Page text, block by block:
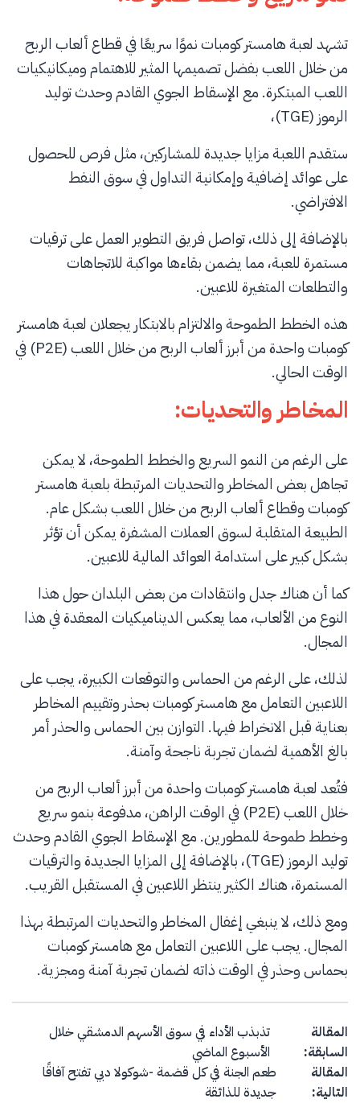
تشهد لعبة هامستر كومبات نموًا سريعًا في قطاع ألعاب الربح
من خلال اللعب بفضل تصميمها المثير للاهتمام وميكانيكيات
اللعب المبتكرة. مع الإسقاط الجوي القادم وحدث توليد
الرموز (TGE)،
ستقدم اللعبة مزايا جديدة للمشاركين، مثل فرص للحصول
على عوائد إضافية وإمكانية التداول في سوق النفط
الافتراضي.
بالإضافة إلى ذلك، تواصل فريق التطوير العمل على ترقيات
مستمرة للعبة، مما يضمن بقاءها مواكبة للاتجاهات
والتطلعات المتغيرة للاعبين.
هذه الخطط الطموحة والالتزام بالابتكار يجعلان لعبة هامستر
كومبات واحدة من أبرز ألعاب الربح من خلال اللعب (P2E) في
الوقت الحالي.
المخاطر والتحديات:
على الرغم من النمو السريع والخطط الطموحة، لا يمكن
تجاهل بعض المخاطر والتحديات المرتبطة بلعبة هامستر
كومبات وقطاع ألعاب الربح من خلال اللعب بشكل عام.
الطبيعة المتقلبة لسوق العملات المشفرة يمكن أن تؤثر
بشكل كبير على استدامة العوائد المالية للاعبين.
كما أن هناك جدل وانتقادات من بعض البلدان حول هذا
النوع من الألعاب، مما يعكس الديناميكيات المعقدة في هذا
المجال.
لذلك، على الرغم من الحماس والتوقعات الكبيرة، يجب على
اللاعبين التعامل مع هامستر كومبات بحذر وتقييم المخاطر
بعناية قبل الانخراط فيها. التوازن بين الحماس والحذر أمر
بالغ الأهمية لضمان تجربة ناجحة وآمنة.
فتُعد لعبة هامستر كومبات واحدة من أبرز ألعاب الربح من
خلال اللعب (P2E) في الوقت الراهن، مدفوعة بنمو سريع
وخطط طموحة للمطورين. مع الإسقاط الجوي القادم وحدث
توليد الرموز (TGE)، بالإضافة إلى المزايا الجديدة والترقيات
المستمرة، هناك الكثير ينتظر اللاعبين في المستقبل القريب.
ومع ذلك، لا ينبغي إغفال المخاطر والتحديات المرتبطة بهذا
المجال. يجب على اللاعبين التعامل مع هامستر كومبات
بحماس وحذر في الوقت ذاته لضمان تجربة آمنة ومجزية.
Post navigation
المقالة
السابقة:
تذبذب الأداء في سوق الأسهم الدمشقي خلال
الأسبوع الماضي
المقالة
التالية:
طعم الجنة في كل قضمة -شوكولا دبي تفتح آفاقًا
جديدة للذائقة